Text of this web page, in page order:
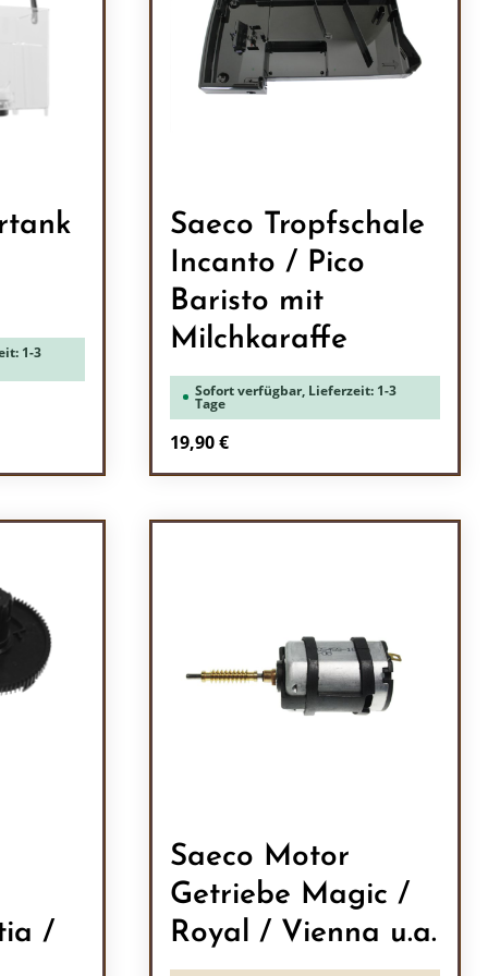
1-3
Saeco Tropfschale
Incanto / Pico
Baristo mit
Milchkaraffe
Sofort verfügbar, Lieferzeit: 1-3
Tage
Regulärer Preis:
19,90 €
/
Saeco Motor
Getriebe Magic /
Royal / Vienna u.a.